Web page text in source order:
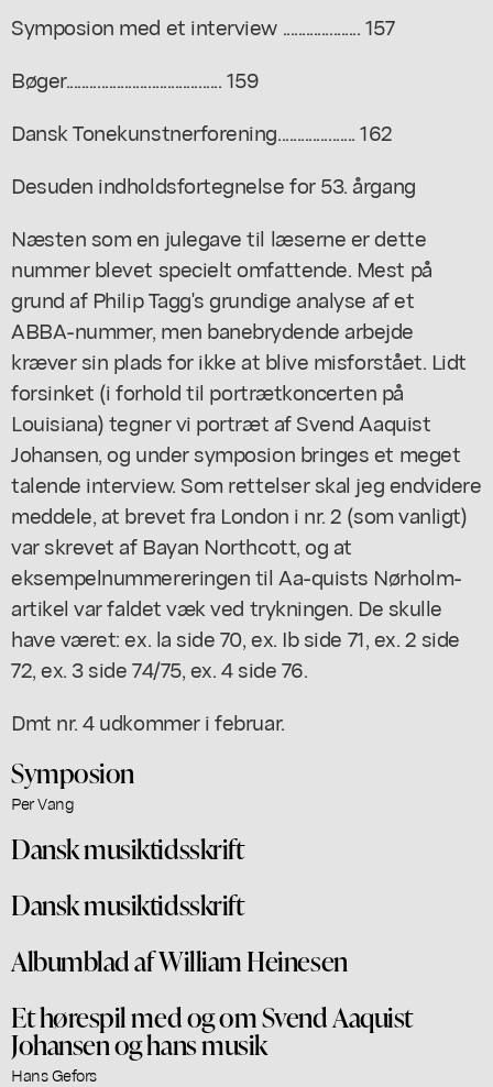
Symposion med et interview .................... 157
Bøger........................................ 159
Dansk Tonekunstnerforening.................... 162
Desuden indholdsfortegnelse for 53. årgang
Næsten som en julegave til læserne er dette
nummer blevet specielt omfattende. Mest på
grund af Philip Tagg's grundige analyse af et
ABBA-nummer, men banebrydende arbejde
kræver sin plads for ikke at blive misforstået. Lidt
forsinket (i forhold til portrætkoncerten på
Louisiana) tegner vi portræt af Svend Aaquist
Johansen, og under symposion bringes et meget
talende interview. Som rettelser skal jeg endvidere
meddele, at brevet fra London i nr. 2 (som vanligt)
var skrevet af Bayan Northcott, og at
eksempelnummereringen til Aa-quists Nørholm-
artikel var faldet væk ved trykningen. De skulle
have været: ex. la side 70, ex. Ib side 71, ex. 2 side
72, ex. 3 side 74/75, ex. 4 side 76.
Dmt nr. 4 udkommer i februar.
Symposion
Per Vang
Dansk musiktidsskrift
Dansk musiktidsskrift
Albumblad af William Heinesen
Et hørespil med og om Svend Aaquist
Johansen og hans musik
Hans Gefors